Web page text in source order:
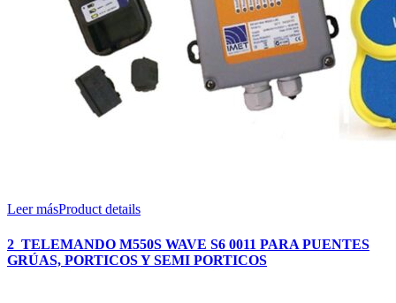
Leer másProduct details
2_TELEMANDO M550S WAVE S6 0011 PARA PUENTES
GRÚAS, PORTICOS Y SEMI PORTICOS